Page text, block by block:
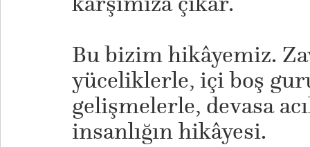
Bu bizim hikâyemiz.
yüceliklerle, içi boş
gelişmelerle, devasa
insanlığın hikâyesi.